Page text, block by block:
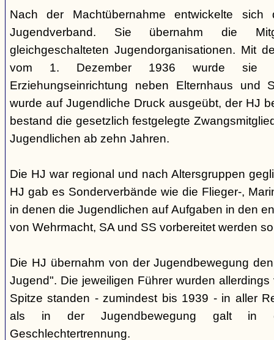
Nach der Machtübernahme entwickelte
Jugendverband. Sie übernahm die
gleichgeschalteten Jugendorganisationen. Mit
vom 1. Dezember 1936 wurde sie
Erziehungseinrichtung neben Elternhaus und
wurde auf Jugendliche Druck ausgeübt, der HJ
bestand die gesetzlich festgelegte
Jugendlichen ab zehn Jahren.
Die HJ war regional und nach Altersgruppen
HJ gab es Sonderverbände wie die Flieger-,
in denen die Jugendlichen auf Aufgaben in den
von Wehrmacht, SA und SS vorbereitet werden
Die HJ übernahm von der Jugendbewegung
Jugend". Die jeweiligen Führer wurden
Spitze standen - zumindest bis 1939 - in aller
als in der Jugendbewegung galt in
Geschlechtertrennung.